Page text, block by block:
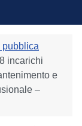
incarichi
e
–